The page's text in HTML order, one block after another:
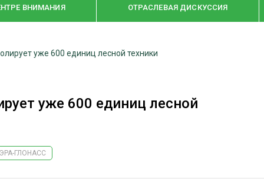
ВНИМАНИЯ ОТРАСЛЕВАЯ ДИСКУССИЯ
РУБРИКИ
КРУПНЫМ ПЛАНОМ
уже 600 единиц лесной техники
уже 600 единиц лесной
ЭРА-ГЛОНАСС